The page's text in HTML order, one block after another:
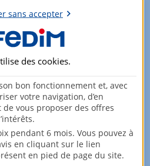
et un marché international du
d’histoire” Château d’Annecy,
Blanc en 2022 (9)
la ville (12)
l’agglomération travaillant en
sans accepter
des cookies.
bon fonctionnement et, avec
votre navigation, d’en
vous proposer des offres
pendant 6 mois. Vous pouvez à
en cliquant sur le lien
en pied de page du site.